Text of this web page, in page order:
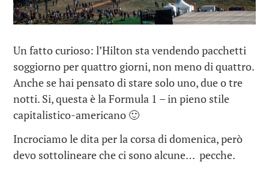
Un fatto curioso: l’Hilton sta vendendo pacchetti
soggiorno per quattro giorni, non meno di quattro.
Anche se hai pensato di stare solo uno, due o tre
notti. Si, questa è la Formula 1 – in pieno stile
capitalistico-americano 🙂
Incrociamo le dita per la corsa di domenica, però
devo sottolineare che ci sono alcune… pecche.